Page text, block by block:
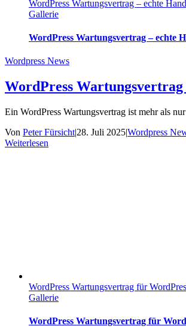
WordPress Wartungsvertrag – echte
Gallerie
WordPress Wartungsvertrag – echte
Wordpress News
WordPress
Ein WordPress Wartungsvertrag ist mehr als
Von Peter Fürsicht|28. Juli 2025|Wordpress
Weiterlesen
WordPress Wartungsvertrag für
Gallerie
WordPress Wartungsvertrag für